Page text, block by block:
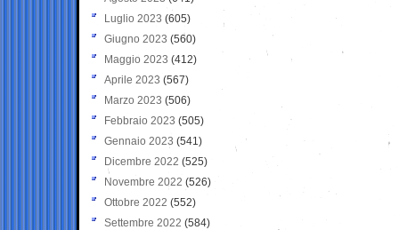
Luglio 2023 (605)
Giugno 2023 (560)
Maggio 2023 (412)
Aprile 2023 (567)
Marzo 2023 (506)
Febbraio 2023 (505)
Gennaio 2023 (541)
Dicembre 2022 (525)
Novembre 2022 (526)
Ottobre 2022 (552)
Settembre 2022 (584)